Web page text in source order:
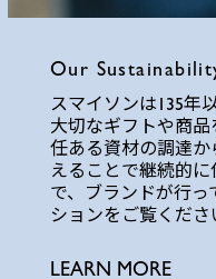
Our
スマイソンは135年
大切なギフトや商
任ある資材の調達
えることで継続的
で、ブランドが行っ
ションをご覧くださ
LEARN MORE